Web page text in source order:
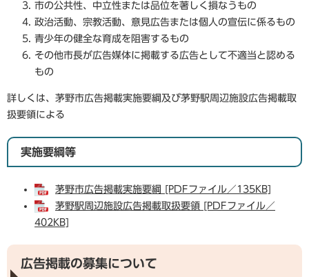
市の公共性、中立性または品位を著しく損なうもの
政治活動、宗教活動、意見広告または個人の宣伝に係るもの
青少年の健全な育成を阻害するもの
その他市長が広告媒体に掲載する広告として不適当と認める
もの
詳しくは、茅野市広告掲載実施要綱及び茅野駅周辺施設広告掲載取
扱要領による
実施要綱等
茅野市広告掲載実施要綱 [PDFファイル／135KB]
茅野駅周辺施設広告掲載取扱要領 [PDFファイル／
402KB]
広告掲載の募集について